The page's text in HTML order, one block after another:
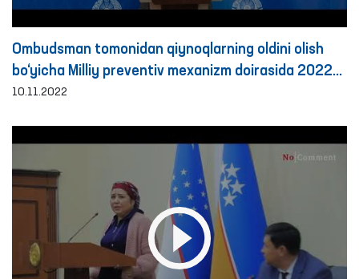
Ombudsman tomonidan qiynoqlarning oldini olish
bo‘yicha Milliy preventiv mexanizm doirasida 2022
yilning 9 oyida amalga oshirilgan monitoring
10.11.2022